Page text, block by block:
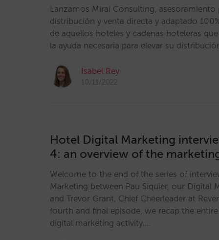
Lanzamos Mirai Consulting, asesoramiento
distribución y venta directa y adaptado
de aquellos hoteles y cadenas hoteleras
la ayuda necesaria para elevar su
Isabel Rey
10/11/2022
Hotel Digital Marketing
4: an overview of the
Welcome to the end of the series of
Marketing between Pau Siquier, our Digital
and Trevor Grant, Chief Cheerleader at
fourth and final episode, we recap the
digital marketing activity.…